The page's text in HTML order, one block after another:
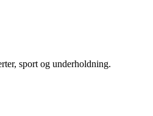
sport og underholdning.